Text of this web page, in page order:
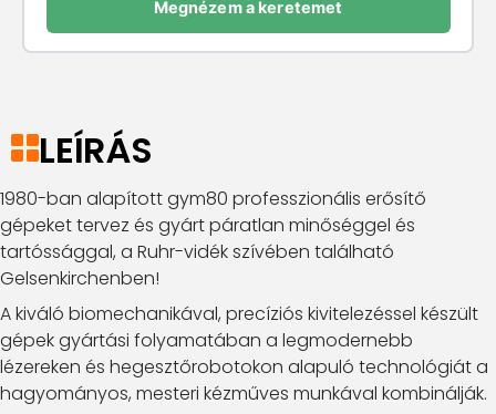
Megnézem a keretemet
LEÍRÁS
1980-ban alapított gym80 professzionális erősítő
gépeket tervez és gyárt páratlan minőséggel és
tartóssággal, a Ruhr-vidék szívében található
Gelsenkirchenben!
A kiváló biomechanikával, precíziós kivitelezéssel készült
gépek gyártási folyamatában a legmodernebb
lézereken és hegesztőrobotokon alapuló technológiát a
hagyományos, mesteri kézműves munkával kombinálják.